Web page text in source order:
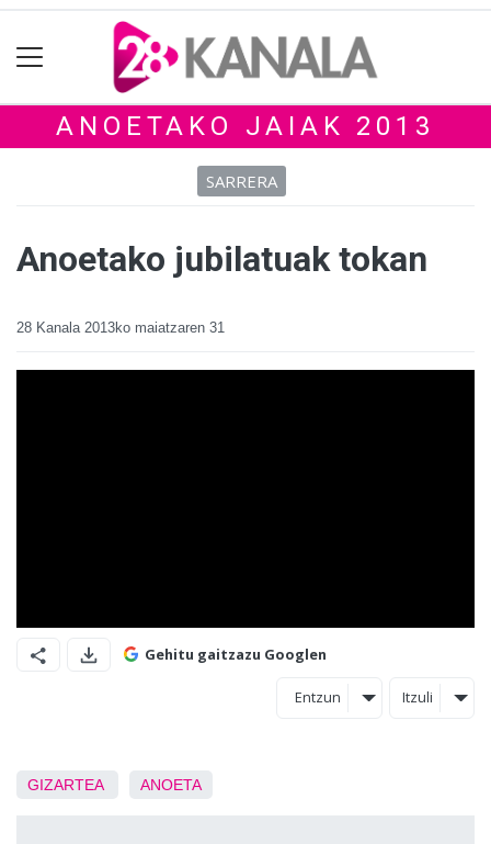
ANOETAKO JAIAK 2013
SARRERA
Anoetako jubilatuak tokan
28 Kanala 2013ko maiatzaren 31
Gehitu gaitzazu Googlen
Entzun Itzuli
GIZARTEA ANOETA